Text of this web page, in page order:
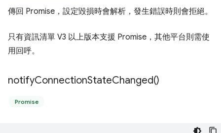
傳回 Promise，設定毀損時會解析，發生錯誤時則會拒絕。
只有資訊清單 V3 以上版本支援 Promise，其他平台則需使
用回呼。
notifyConnectionStateChanged()
Promise